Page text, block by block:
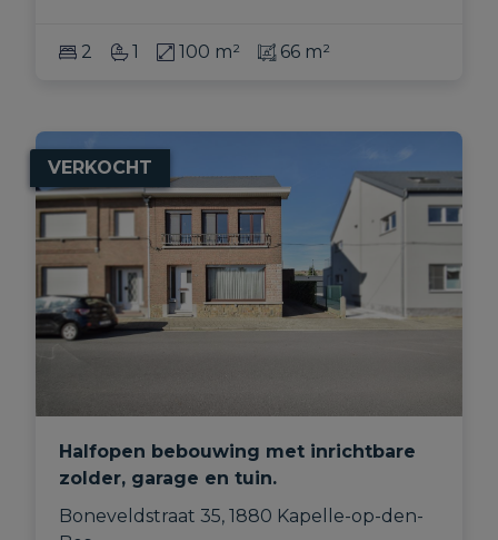
2 1 100 m² 66 m²
VERKOCHT
Halfopen bebouwing met inrichtbare
zolder, garage en tuin.
Boneveldstraat 35, 1880 Kapelle-op-den-